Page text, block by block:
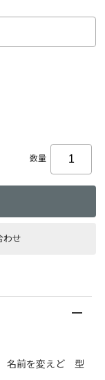
数量
わせ
名前を変えど 型